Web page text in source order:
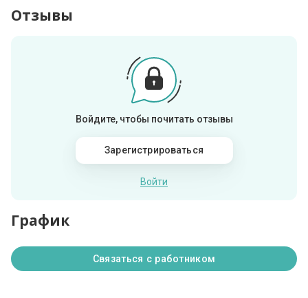
Отзывы
Войдите, чтобы почитать отзывы
Зарегистрироваться
Войти
График
Связаться с работником